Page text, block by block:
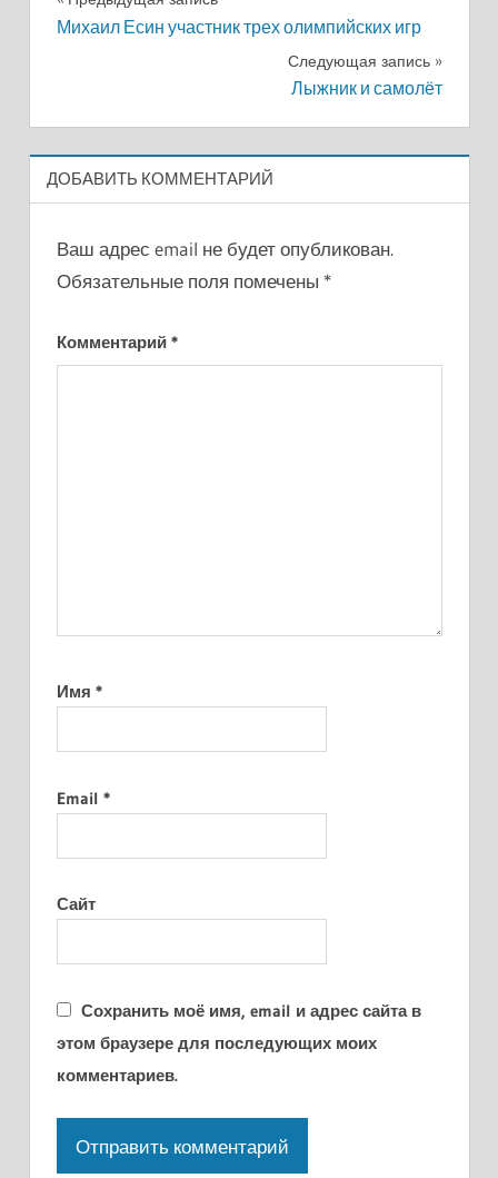
Михаил Есин участник трех олимпийских игр
Следующая запись
Лыжник и самолёт
ДОБАВИТЬ КОММЕНТАРИЙ
Ваш адрес email не будет опубликован.
Обязательные поля помечены *
Комментарий *
Имя *
Email *
Сайт
Сохранить моё имя, email и адрес сайта в
этом браузере для последующих моих
комментариев.